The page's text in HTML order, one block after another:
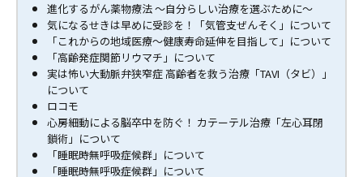
進化するがん薬物療法 ～自分らしい治療を選ぶために～
気になるせきは早めに受診を！「気管支ぜんそく」について
「これからの地域医療〜健康寿命延伸を目指して」について
「高齢発症関節リウマチ」について
実は怖い大動脈弁狭窄症 高齢者を救う治療「TAVI（タビ）」
について
ロコモ
心房細動による脳卒中を防ぐ！ カテーテル治療「左心耳閉
鎖術」について
「睡眠時無呼吸症候群」について
「睡眠時無呼吸症候群」について